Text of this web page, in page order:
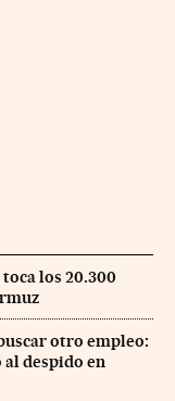
los 20.300
otro empleo:
al despido en